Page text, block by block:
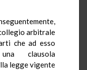
arbitrale
che ad esso
clausola
legge vigente